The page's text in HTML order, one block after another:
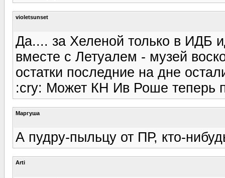
violetsunset
Да.... за Хеленой только в ИДБ
вместе с Летуалем - музей
остатки последние на дне
:cry: Может КН Ив Роше теперь
Маргуша
А пудру-пыльцу от ПР, кто-
Arti